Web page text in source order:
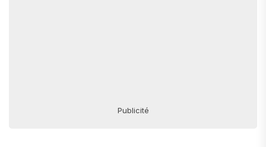
Publicité